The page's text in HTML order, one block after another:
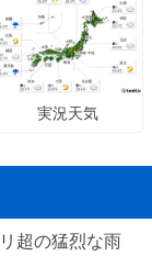
実況天気
リ超の猛烈な雨